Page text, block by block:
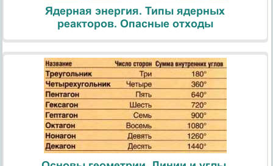
Ядерная энергия. Типы ядерных
реакторов. Опасные отходы